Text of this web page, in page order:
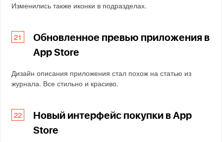
Изменились также иконки в подразделах.
Обновленное превью приложения в
App Store
Дизайн описания приложения стал похож на статью из
журнала. Все стильно и красиво.
Новый интерфейс покупки в App
Store